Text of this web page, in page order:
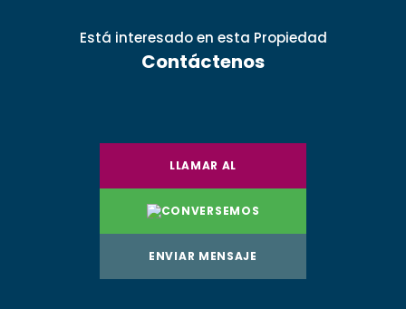
Está interesadoen esta Propiedad
Contáctenos
LLAMAR AL
CONVERSEMOS
ENVIAR MENSAJE